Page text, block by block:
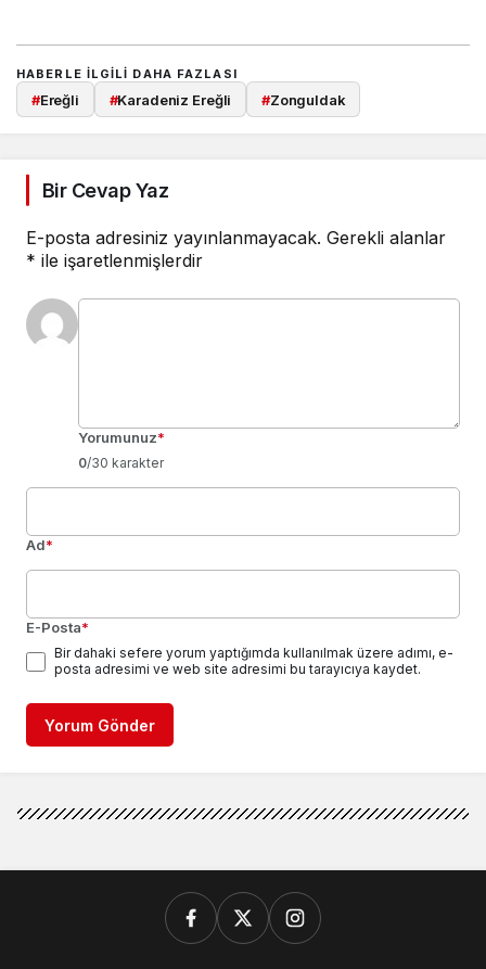
HABERLE ILGILI DAHA FAZLASI
#Ereğli #Karadeniz Ereğli #Zonguldak
Bir Cevap Yaz
E-posta adresiniz yayınlanmayacak. Gerekli alanlar
* ile işaretlenmişlerdir
Yorumunuz*
0/30 karakter
Ad*
E-Posta*
Bir dahaki sefere yorum yaptığımda kullanılmak üzere adımı, e-
posta adresimi ve web site adresimi bu tarayıcıya kaydet.
Yorum Gönder